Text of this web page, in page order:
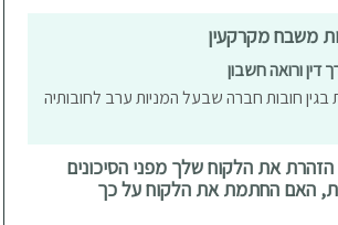
משבח מקרקעין
דין ורואה חשבון
בגין חובות חברה שבעל המניות ערב לחובותיה
את הלקוח שלך מפני הסיכונים
האם החתמת את הלקוח על כך